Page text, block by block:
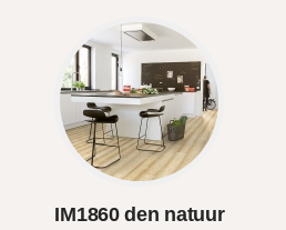
IM1860 den natuur